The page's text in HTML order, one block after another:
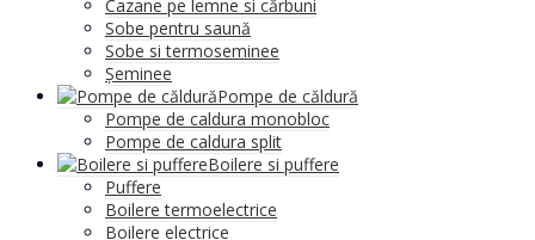
Cazane pe lemne si cărbuni
Sobe pentru saună
Sobe si termoseminee
Șeminee
Pompe de căldură
Pompe de caldura monobloc
Pompe de caldura split
Boilere si puffere
Puffere
Boilere termoelectrice
Boilere electrice